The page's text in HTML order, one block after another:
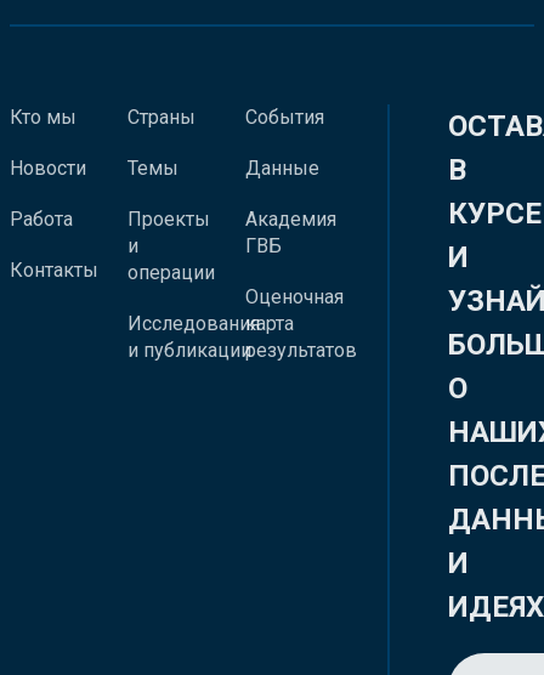
Кто мы
Новости
Работа
Контакты
Страны
Темы
Проекты
и
операции
Исследования
и публикации
События
Данные
Академия
ГВБ
Оценочная
карта
результатов
В
КУРСЕ
И
О
И
ИДЕЯХ